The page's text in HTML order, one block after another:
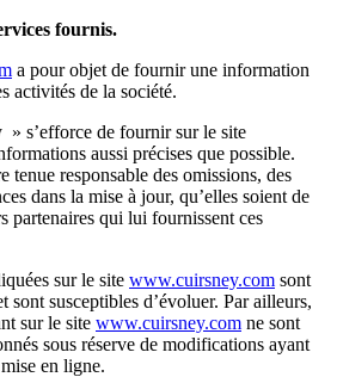
fournis.
a pour objet de fournir une information
activités de la société.
s’efforce de fournir sur le site
aussi précises que possible.
tenue responsable des omissions, des
dans la mise à jour, qu’elles soient de
partenaires qui lui fournissent ces
sur le site www.cuirsney.com sont
sont susceptibles d’évoluer. Par ailleurs,
sur le site www.cuirsney.com ne sont
sous réserve de modifications ayant
en ligne.